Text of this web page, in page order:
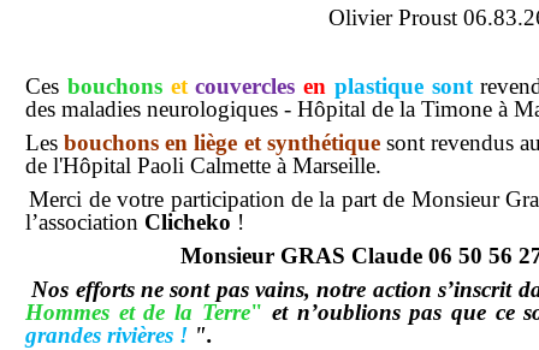
Olivier Proust
Ces bouchons etcouvercles en plastique sont
des maladies neurologiques - Hôpital de la Timone à
Lesbouchons en liège et synthétiquesontrevendus
de l'Hôpital Paoli Calmette à Marseille.
Merci de votre participation de la part de Monsieur
l’association Clicheko !
Monsieur GRAS Claude 06 50 56
Nos efforts ne sont pas vains, notre action s’inscrit
Hommes et de la Terre" et n’oublions pas que ce
grandes rivières ! ".